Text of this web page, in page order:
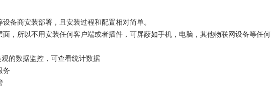
备商安装部署，且安装过程和配置相对简单。
，所以不用安装任何客户端或者插件，可屏蔽如手机，电脑，其他物联网设备等任何
的数据监控，可查看统计数据
务